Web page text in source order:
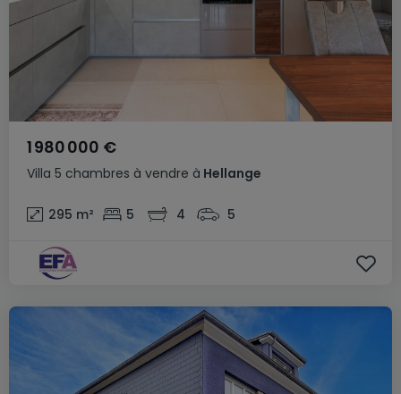
Villa 5 chambres à vendre à Hellange
1 980 000 €
295 m² 5 4 5